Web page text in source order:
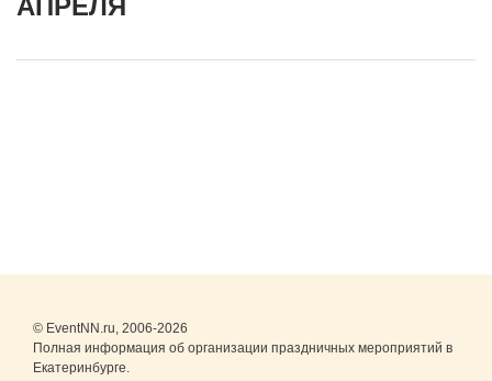
АПРЕЛЯ
© EventNN.ru, 2006-2026
Полная информация об организации праздничных мероприятий в
Екатеринбурге.